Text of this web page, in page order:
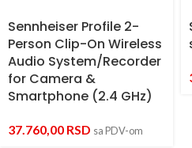
Sennheiser Profile 2-
Person Clip-On Wireless
Audio System/Recorder
for Camera &
Smartphone (2.4 GHz)
37.760,00 RSD sa PDV-om